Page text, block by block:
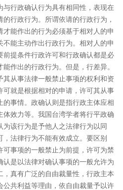
行政确认行为具有相同性，表现在
行政行为。所谓依请的行政行为，
能作出的行为必须基于相对人的申
能主动作出行政行为。相对人的申
提条件行政许可和行政确认都是必
作出的行政行为。但是，行差异。
从事法律一般禁止事项的权利和资
就是根据相对的申请，许可其从事
事情。政确认则是指行政主体应相
效力等。我国台湾学者将行平政确
该行为是予他人之法律行为以同
法律行为不能有效成立。要区别
事项的一般禁止为前提，许可为禁
认是以法律对确认事项的一般允许为
真有广泛的自由裁量性，行政主本
公共利益等理由，依自由裁量予以许